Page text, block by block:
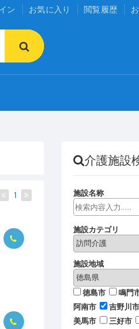
ン お気に入り 閲覧履歴
1
介護施設
施設名称
施設カテゴリ
施設地域
徳島市 鳴門
阿南市
吉野川市
美馬市
三好市